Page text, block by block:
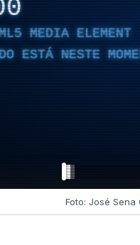
MEDIA ELEMENT
ESTÁ NESTE
Foto: José Sena